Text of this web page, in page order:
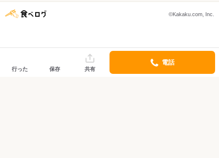
©Kakaku.com, Inc.
行った 保存 共有
電話